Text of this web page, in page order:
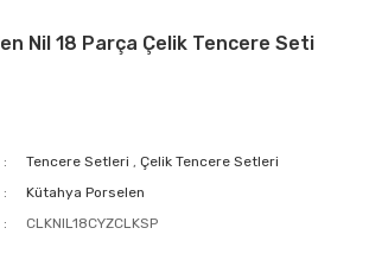
Nil 18 Parça Çelik Tencere Seti
Tencere Setleri ,Çelik Tencere Setleri
Kütahya Porselen
CLKNIL18CYZCLKSP